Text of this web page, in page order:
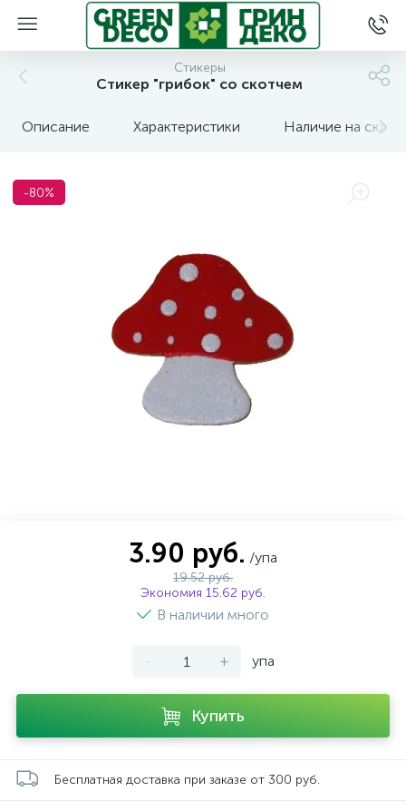
Стикеры
Стикер "грибок" со скотчем
Описание Характеристики Наличие на
-80%
3.90 руб. /упа
19.52 руб.
Экономия 15.62 руб.
В наличии много
- + упа
Купить
Бесплатная доставка при заказе от 300 руб.